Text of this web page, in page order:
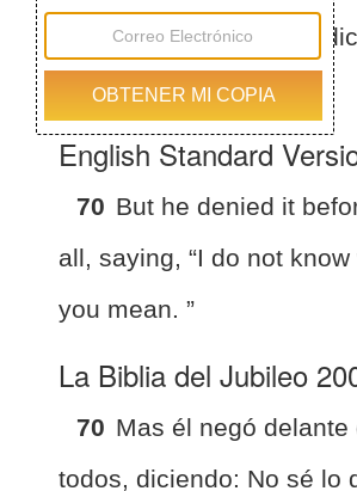
delante de todos ellos,
No sé de qué hablas.
English Standard
70 But he denied it
all, saying, “I do not know
you mean. ”
La Biblia del Jubileo
70 Mas él negó delante
todos, diciendo: No sé lo